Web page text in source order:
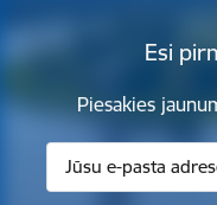
Esi
Piesakies